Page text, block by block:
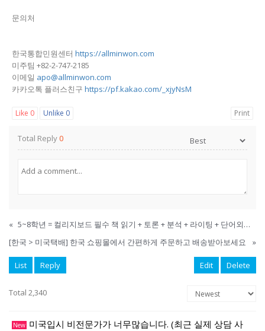
문의처
한국통합민원센터 https://allminwon.com
미주팀 +82-2-747-2185
이메일 apo@allminwon.com
카카오톡 플러스친구 https://pf.kakao.com/_xjyNsM
Like 0 Unlike 0 Print
Total Reply0
«
5~8학년 = 컬리지보드 필수 책 읽기 + 토론 + 분석 + 라이팅 + 단어외우기
[한국 > 미국택배] 한국 쇼핑몰에서 간편하게 주문하고 배송받아보세요
»
List Reply Edit Delete
Total 2,340
New 미국입시 비전문가가 너무많습니다. (최근 실제 상담 사